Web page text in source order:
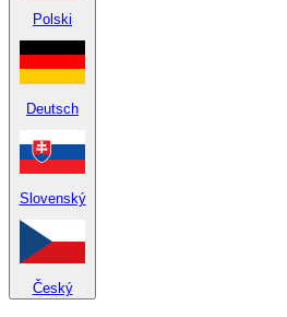
Polski
Deutsch
Slovenský
Český